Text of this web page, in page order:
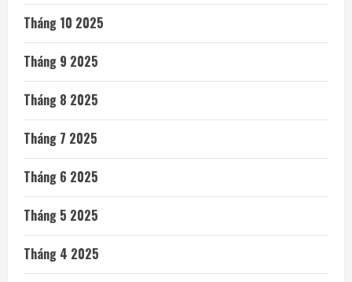
Tháng 10 2025
Tháng 9 2025
Tháng 8 2025
Tháng 7 2025
Tháng 6 2025
Tháng 5 2025
Tháng 4 2025